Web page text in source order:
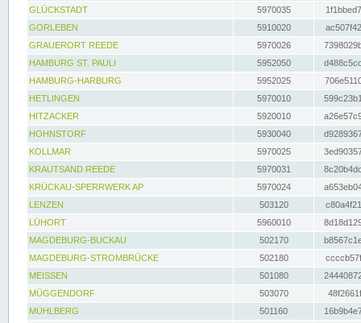
GLÜCKSTADT
5970035
GORLEBEN
5910020
GRAUERORT REEDE
5970026
HAMBURG ST. PAULI
5952050
HAMBURG-HARBURG
5952025
HETLINGEN
5970010
HITZACKER
5920010
HOHNSTORF
5930040
KOLLMAR
5970025
KRAUTSAND REEDE
5970031
KRÜCKAU-SPERRWERK AP
5970024
LENZEN
503120
LÜHORT
5960010
MAGDEBURG-BUCKAU
502170
MAGDEBURG-STROMBRÜCKE
502180
MEISSEN
501080
MÜGGENDORF
503070
MÜHLBERG
501160